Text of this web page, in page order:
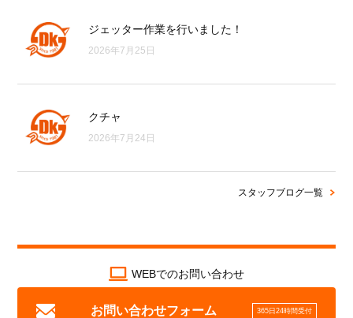
ジェッター作業を行いました！
2026年7月25日
クチャ
2026年7月24日
スタッフブログ一覧
WEBでのお問い合わせ
お問い合わせフォーム 365日24時間受付